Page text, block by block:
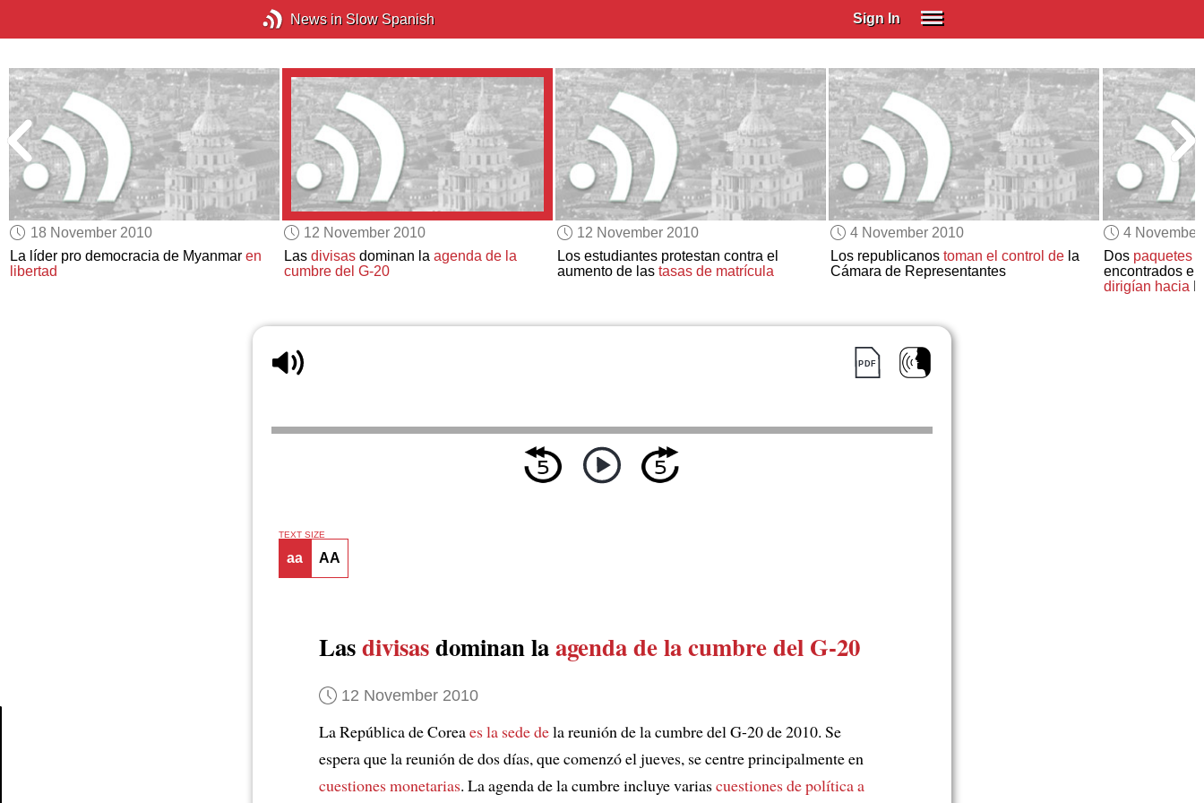
News in Slow Spanish Sign In
Spanish (Spain)
Spanish (Latino)
SUBSCRIBE
EDUCATIONAL LICENSES
GIFT CARDS
OTHER LANGUAGES
ABOUT US
18 November 2010
La líder pro democracia de Myanmaren
libertad
12 November 2010
Las divisasdominan la agenda de la
cumbre del G-20
12 November 2010
Los estudiantes protestan contra el
aumento de las tasas de matrícula
4 November 2010
Los republicanos toman el control dela
Cámara de Representantes
4
Dos paquetes
encontrados
dirigían hacia
TEXT SIZE
aa AA
Lasdivisasdominan laagenda de la cumbre del G-20
12 November 2010
La República de Coreaes la sede dela reunión de la cumbre del G-20 de 2010. Se
espera que la reunión de dos días, que comenzó el jueves, se centre principalmente en
cuestiones monetarias. La agenda de la cumbre incluye variascuestiones de política a